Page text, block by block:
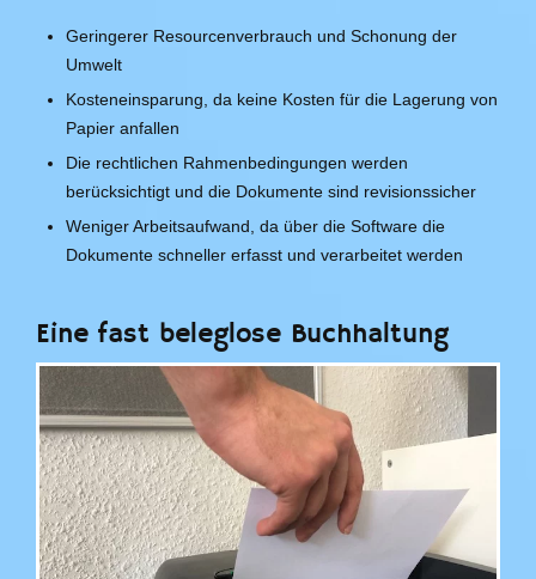
Geringerer Resourcenverbrauch und Schonung der
Umwelt
Kosteneinsparung, da keine Kosten für die Lagerung von
Papier anfallen
Die rechtlichen Rahmenbedingungen werden
berücksichtigt und die Dokumente sind revisionssicher
Weniger Arbeitsaufwand, da über die Software die
Dokumente schneller erfasst und verarbeitet werden
Eine fast beleglose Buchhaltung